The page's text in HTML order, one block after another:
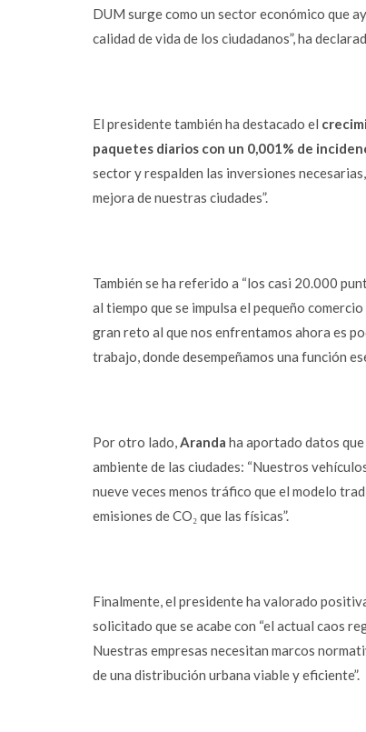
DUM surge como un sector económico que
calidad de vida de los ciudadanos”, ha
El presidente también ha destacado el
paquetes diarios con un 0,001% de
sector y respalden las inversiones
mejora de nuestras ciudades”.
También se ha referido a “los casi 20.000
al tiempo que se impulsa el pequeño
gran reto al que nos enfrentamos ahora es
trabajo, donde desempeñamos una función
Por otro lado,Aranda ha aportado datos
ambiente de las ciudades: “Nuestros
nueve veces menos tráfico que el modelo
emisiones de CO₂ que las físicas”.
Finalmente, el presidente ha valorado
solicitado que se acabe con “el actual caos
Nuestras empresas necesitan marcos
de una distribución urbana viable y eficiente”.